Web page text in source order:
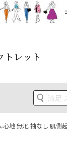
トレット
心地 無地 袖なし 肌側